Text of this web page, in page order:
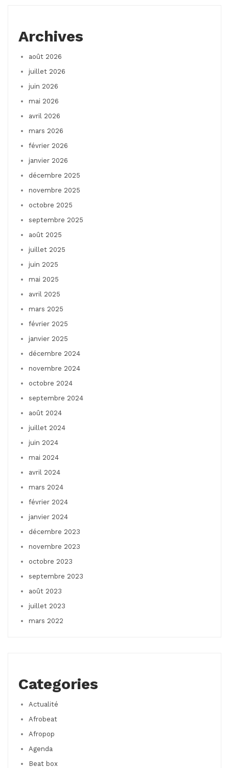
Archives
août 2026
juillet 2026
juin 2026
mai 2026
avril 2026
mars 2026
février 2026
janvier 2026
décembre 2025
novembre 2025
octobre 2025
septembre 2025
août 2025
juillet 2025
juin 2025
mai 2025
avril 2025
mars 2025
février 2025
janvier 2025
décembre 2024
novembre 2024
octobre 2024
septembre 2024
août 2024
juillet 2024
juin 2024
mai 2024
avril 2024
mars 2024
février 2024
janvier 2024
décembre 2023
novembre 2023
octobre 2023
septembre 2023
août 2023
juillet 2023
mars 2022
Categories
Actualité
Afrobeat
Afropop
Agenda
Beat box